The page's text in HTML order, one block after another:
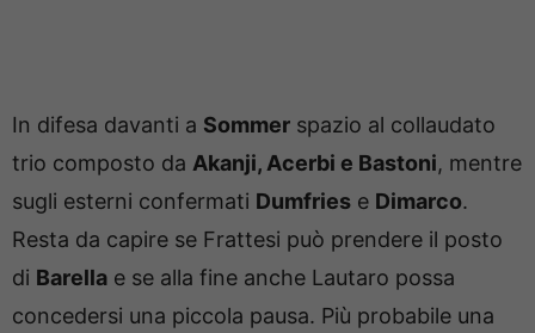
In difesa davanti a Sommer spazio al collaudato
trio composto da Akanji, Acerbi e Bastoni, mentre
sugli esterni confermati Dumfries e Dimarco.
Resta da capire se Frattesi può prendere il posto
di Barella e se alla fine anche Lautaro possa
concedersi una piccola pausa. Più probabile una